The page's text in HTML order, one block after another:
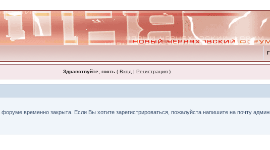
Здравствуйте, гость (Вход |Регистрация )
временно закрыта. Если Вы хотите зарегистрироваться, пожалуйста напишите на почту